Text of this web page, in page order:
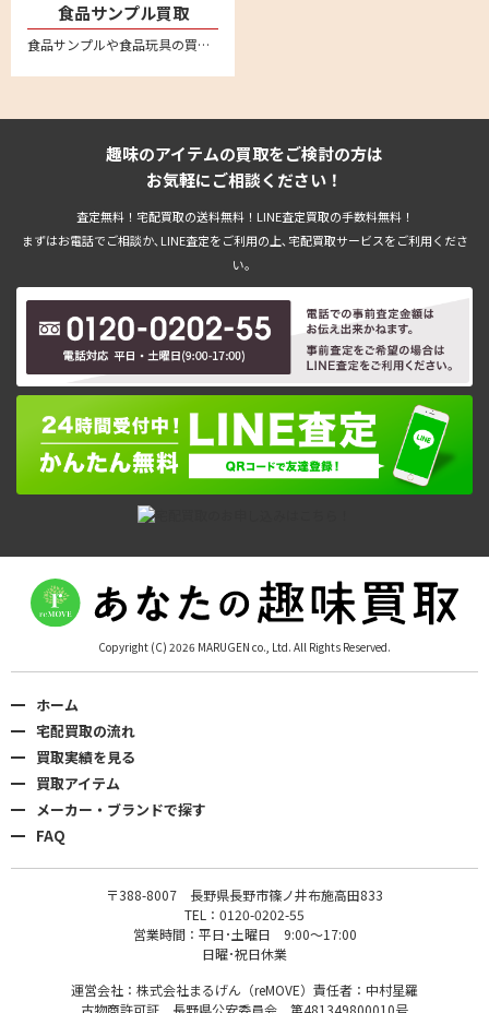
食品サンプル買取
食品サンプルや食品玩具の買取強化中。ながお食研、元祖食品サンプル屋、森野サンプル、 まいづる、佐藤サンプル、イワサキ・ビーアイといった人気の食品サンプルメーカーは特に強化買取中
趣味のアイテムの買取をご検討の方は
お気軽にご相談ください！
査定無料！宅配買取の送料無料！LINE査定買取の手数料無料！
まずはお電話でご相談か､LINE査定をご利用の上､宅配買取サービスをご利用くださ
い。
Copyright (C) 2026 MARUGEN co., Ltd. All Rights Reserved.
ホーム
宅配買取の流れ
買取実績を見る
買取アイテム
メーカー・ブランドで探す
FAQ
〒388-8007 長野県長野市篠ノ井布施高田833
TEL：0120-0202-55
営業時間：平日･土曜日 9:00〜17:00
日曜･祝日休業
運営会社：株式会社まるげん（reMOVE）責任者：中村星羅
古物商許可証 長野県公安委員会 第481349800010号